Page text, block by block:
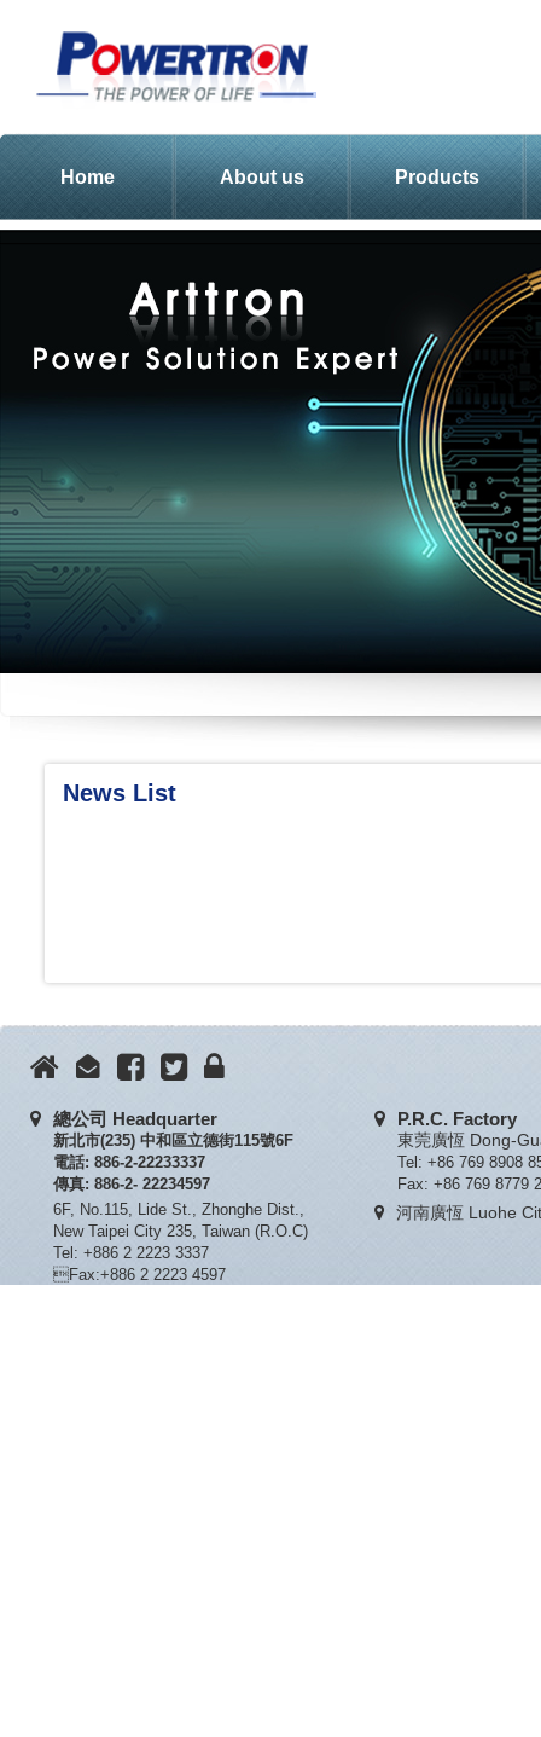
Home About us Products
News List
總公司 Headquarter
新北市(235) 中和區立德街115號6F
電話: 886-2-22233337
傳真: 886-2- 22234597
6F, No.115, Lide St., Zhonghe Dist.,
New Taipei City 235, Taiwan (R.O.C)
Tel: +886 2 2223 3337
Fax:+886 2 2223 4597
P.R.C. Factory
東莞廣恆 Dong-
Tel: +86 769 8908
Fax: +86 769 8779
河南廣恆 Luohe